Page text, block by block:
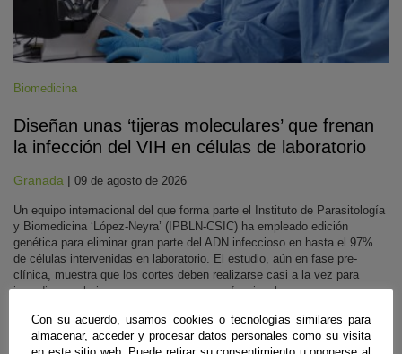
Biomedicina
Diseñan unas ‘tijeras moleculares’ que frenan
la infección del VIH en células de laboratorio
Granada | 09 de agosto de 2026
Un equipo internacional del que forma parte el Instituto de Parasitología
y Biomedicina ‘López-Neyra’ (IPBLN-CSIC) ha empleado edición
genética para eliminar gran parte del ADN infeccioso en hasta el 97%
de células intervenidas en laboratorio. El estudio, aún en fase pre-
clínica, muestra que los cortes deben realizarse casi a la vez para
impedir que el virus conserve un genoma funcional.
Sigue leyendo
Con su acuerdo, usamos cookies o tecnologías similares para
almacenar, acceder y procesar datos personales como su visita
en este sitio web. Puede retirar su consentimiento u oponerse al